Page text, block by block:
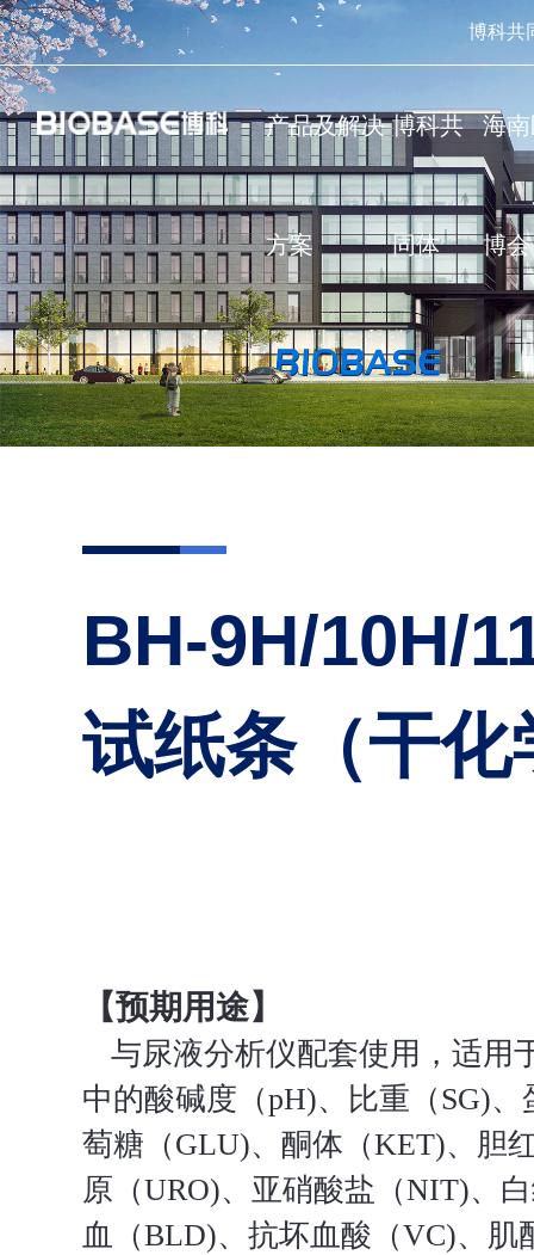
博科共
产品及解决
方案
博科共
同体
海
博会
BH-9H/10H/
试纸条（干
【预期用途】
与尿液分析仪配套使用，适用
中的酸碱度（pH)、比重（SG)、
萄糖（GLU)、酮体（KET)、胆
原（URO)、亚硝酸盐（NIT)、
血（BLD)、抗坏血酸（VC)、肌